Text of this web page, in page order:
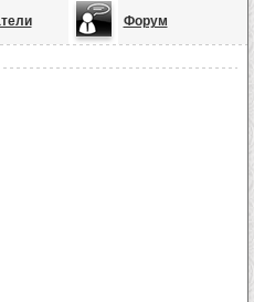
Форум